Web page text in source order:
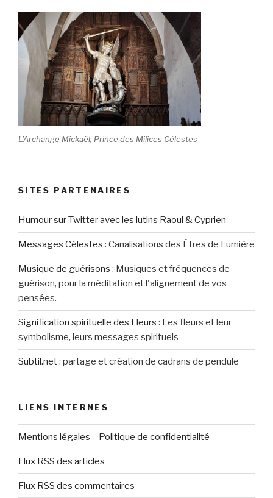
L'Archange Mickaël, Prince des Milices Célestes
SITES PARTENAIRES
Humour sur Twitter avec les lutins Raoul & Cyprien
Messages Célestes : Canalisations des Êtres de Lumière
Musique de guérisons : Musiques et fréquences de
guérison, pour la méditation et l'alignement de vos
pensées.
Signification spirituelle des Fleurs : Les fleurs et leur
symbolisme, leurs messages spirituels
Subtil.net: partage et création de cadrans de pendule
LIENS INTERNES
Mentions légales – Politique de confidentialité
Flux RSS des articles
Flux RSS des commentaires